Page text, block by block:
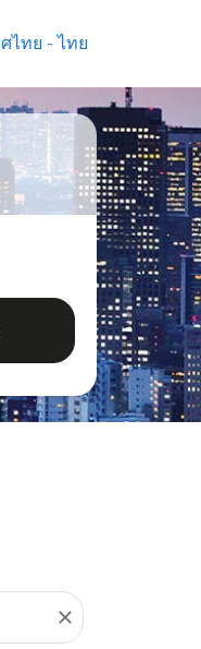
ไทย - ไทย
close